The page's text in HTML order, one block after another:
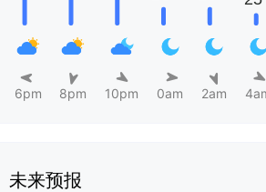
6pm 8pm 10pm 0am 2am
未来预报